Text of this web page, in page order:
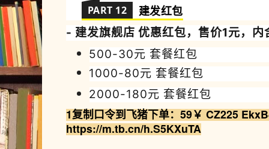
PART 12 建发红包
- 建发旗舰店 优惠红包，售价1元，内
500-30元 套餐红包
1000-80元 套餐红包
2000-180元 套餐红包
1复制口令到飞猪下单：59￥ CZ225
https://m.tb.cn/h.S5KXuTA